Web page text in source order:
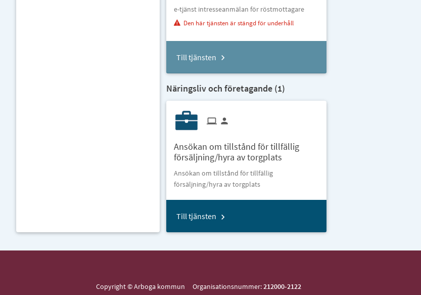
e-tjänst intresseanmälan för röstmottagare
Den här tjänsten är stängd för underhåll
Till tjänsten
Näringsliv och företagande (1)
Ansökan om tillstånd för tillfällig
försäljning/hyra av torgplats
Ansökan om tillstånd för tillfällig
försäljning/hyra av torgplats
Till tjänsten
Copyright © Arboga kommun Organisationsnummer:212000-2122